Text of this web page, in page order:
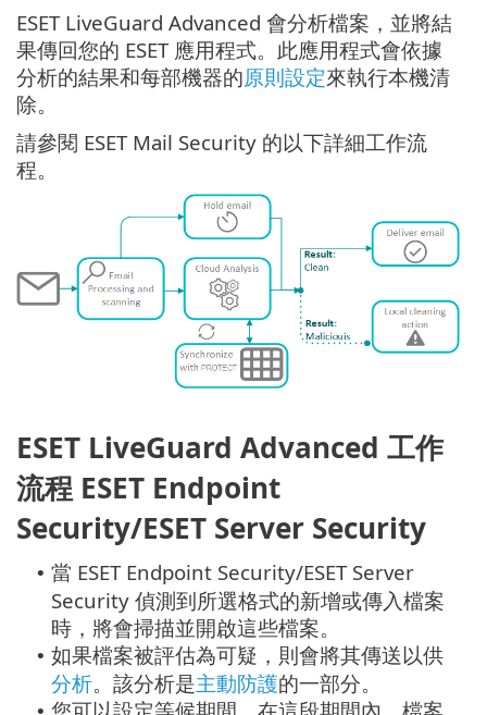
ESET LiveGuard Advanced 會分析檔案，並將結
果傳回您的 ESET 應用程式。此應用程式會依據
分析的結果和每部機器的原則設定來執行本機清
除。
請參閱 ESET Mail Security 的以下詳細工作流
程。
ESET LiveGuard Advanced 工作
流程 ESET Endpoint
Security/ESET Server Security
• 當 ESET Endpoint Security/ESET Server
Security 偵測到所選格式的新增或傳入檔案
時，將會掃描並開啟這些檔案。
• 如果檔案被評估為可疑，則會將其傳送以供
分析。該分析是主動防護的一部分。